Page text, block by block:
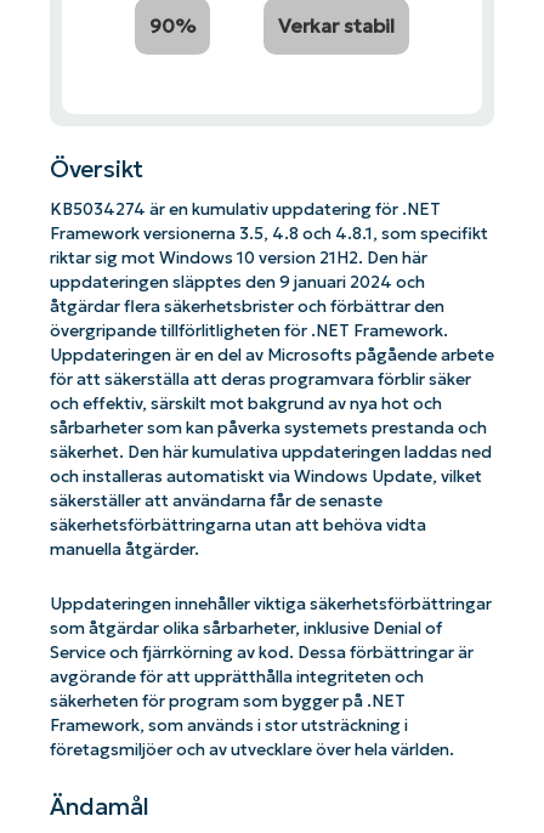
90% Verkar stabil
Översikt
KB5034274 är en kumulativ uppdatering för .NET
Framework versionerna 3.5, 4.8 och 4.8.1, som specifikt
riktar sig mot Windows 10 version 21H2. Den här
uppdateringen släpptes den 9 januari 2024 och
åtgärdar flera säkerhetsbrister och förbättrar den
övergripande tillförlitligheten för .NET Framework.
Uppdateringen är en del av Microsofts pågående arbete
för att säkerställa att deras programvara förblir säker
och effektiv, särskilt mot bakgrund av nya hot och
sårbarheter som kan påverka systemets prestanda och
säkerhet. Den här kumulativa uppdateringen laddas ned
och installeras automatiskt via Windows Update, vilket
säkerställer att användarna får de senaste
säkerhetsförbättringarna utan att behöva vidta
manuella åtgärder.
Uppdateringen innehåller viktiga säkerhetsförbättringar
som åtgärdar olika sårbarheter, inklusive Denial of
Service och fjärrkörning av kod. Dessa förbättringar är
avgörande för att upprätthålla integriteten och
säkerheten för program som bygger på .NET
Framework, som används i stor utsträckning i
företagsmiljöer och av utvecklare över hela världen.
Ändamål